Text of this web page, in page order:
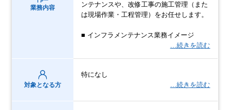
業務内容
ンテナンスや、改修工事の施工管理（また
は現場作業・工程管理）をお任せします。
■ インフラメンテナンス業務イメージ
…続きを読む
対象となる方
特になし
…続きを読む